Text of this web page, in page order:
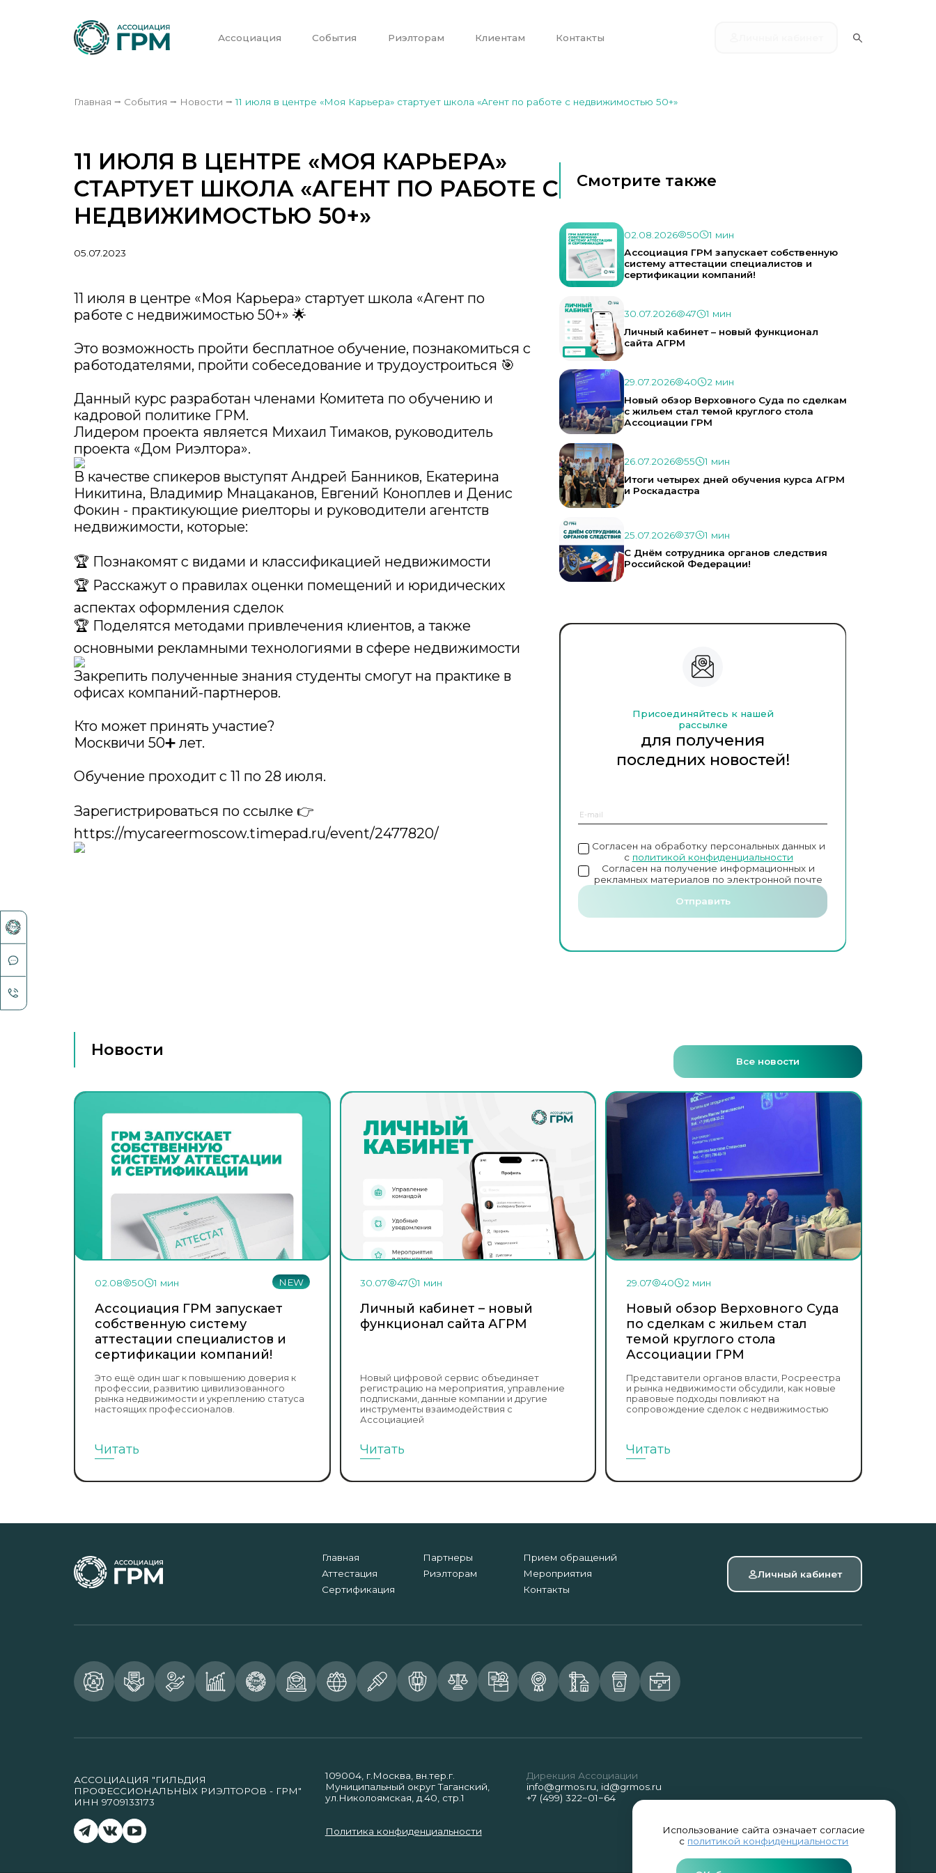
Ассоциация События Риэлторам Клиентам Контакты
Главная ⭢ События ⭢ Новости ⭢11 июля в центре «Моя Карьера» стартует школа «Агент по работе с недвижимостью 50+»
11 ИЮЛЯ В ЦЕНТРЕ «МОЯ КАРЬЕРА»
СТАРТУЕТ ШКОЛА «АГЕНТ ПО РАБОТЕ С
НЕДВИЖИМОСТЬЮ 50+»
05.07.2023
11 июля в центре «Моя Карьера» стартует школа «Агент по
работе с недвижимостью 50+» 🌟
Это возможность пройти бесплатное обучение, познакомиться с
работодателями, пройти собеседование и трудоустроиться 🎯
Данный курс разработан членами Комитета по обучению и
кадровой политике ГРМ.
Лидером проекта является Михаил Тимаков, руководитель
проекта «Дом Риэлтора».
В качестве спикеров выступят Андрей Банников, Екатерина
Никитина, Владимир Мнацаканов, Евгений Коноплев и Денис
Фокин - практикующие риелторы и руководители агентств
недвижимости, которые:
🏆 Познакомят с видами и классификацией недвижимости
🏆 Расскажут о правилах оценки помещений и юридических
аспектах оформления сделок
🏆 Поделятся методами привлечения клиентов, а также
основными рекламными технологиями в сфере недвижимости
Закрепить полученные знания студенты смогут на практике в
офисах компаний-партнеров.
Кто может принять участие?
Москвичи 50➕ лет.
Обучение проходит с 11 по 28 июля.
Зарегистрироваться по ссылке 👉
https://mycareermoscow.timepad.ru/event/2477820/
Смотрите также
02.08.2026 50
1 мин
Ассоциация ГРМ запускает собственную
систему аттестации специалистов и
сертификации компаний!
30.07.2026 47
1 мин
Личный кабинет – новый функционал
сайта АГРМ
29.07.2026 40
2 мин
Новый обзор Верховного Суда по сделкам
с жильем стал темой круглого стола
Ассоциации ГРМ
26.07.2026 55
1 мин
Итоги четырех дней обучения курса АГРМ
и Роскадастра
25.07.2026 37
1 мин
С Днём сотрудника органов следствия
Российской Федерации!
Присоединяйтесь к нашей
рассылке
для получения
последних новостей!
Согласен на обработку персональных данных и
с политикой конфиденциальности
Согласен на получение информационных и
рекламных материалов по электронной почте
Отправить
Новости
Все новости
NEW
02.08 50 1 мин
Ассоциация ГРМ запускает
собственную систему
аттестации специалистов и
сертификации компаний!
Это ещё один шаг к повышению доверия к
профессии, развитию цивилизованного
рынка недвижимости и укреплению статуса
настоящих профессионалов.
Читать
30.07 47 1 мин
Личный кабинет – новый
функционал сайта АГРМ
Новый цифровой сервис объединяет
регистрацию на мероприятия, управление
подписками, данные компании и другие
инструменты взаимодействия с
Ассоциацией
Читать
29.07 40 2 мин
Новый обзор Верховного Суда
по сделкам с жильем стал
темой круглого стола
Ассоциации ГРМ
Представители органов власти, Росреестра
и рынка недвижимости обсудили, как новые
правовые подходы повлияют на
сопровождение сделок с недвижимостью
Читать
Использование сайта означает согласие
с политикой конфиденциальности
Главная
Аттестация
Сертификация
Партнеры
Риэлторам
Прием обращений
Мероприятия
Контакты
Личный кабинет
АССОЦИАЦИЯ "ГИЛЬДИЯ
ПРОФЕССИОНАЛЬНЫХ РИЭЛТОРОВ - ГРМ"
ИНН 9709133173
109004, г.Москва, вн.тер.г.
Муниципальный округ Таганский,
ул.Николоямская, д.40, стр.1
Дирекция Ассоциации
info@grmos.ru id@grmos.ru
+7 (499) 322−01−64
Политика конфиденциальности